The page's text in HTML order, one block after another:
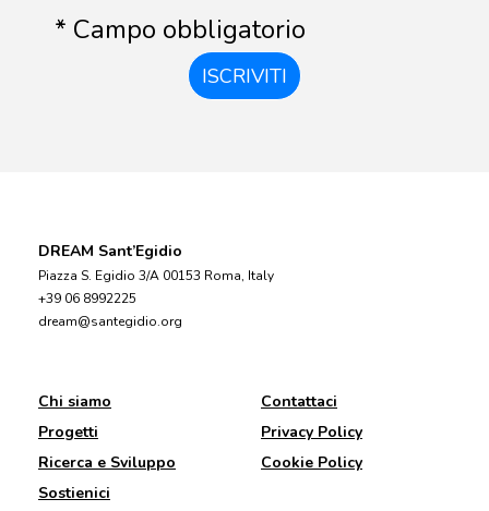
* Campo obbligatorio
ISCRIVITI
DREAM Sant’Egidio
Piazza S. Egidio 3/A 00153 Roma, Italy
+39 06 8992225
dream@santegidio.org
Chi siamo
Progetti
Ricerca e Sviluppo
Sostienici
Contattaci
Privacy Policy
Cookie Policy